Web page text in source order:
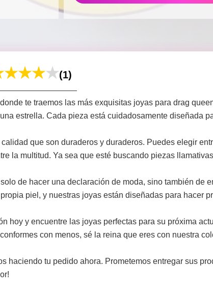
(1)
te traemos las más exquisitas joyas para drag
estrella. Cada pieza está cuidadosamente diseñada
que son duraderos y duraderos. Puedes elegir
la multitud. Ya sea que esté buscando piezas
de hacer una declaración de moda, sino también de
piel, y nuestras joyas están diseñadas para hacer
hoy y encuentre las joyas perfectas para su próxima
con menos, sé la reina que eres con nuestra
haciendo tu pedido ahora. Prometemos entregar sus